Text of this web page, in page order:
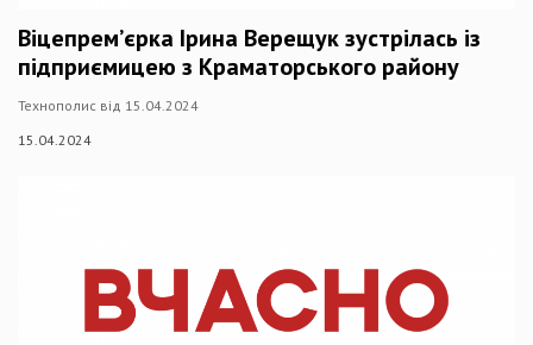
Віцепрем’єрка Ірина Верещук зустрілась із
підприємицею з Краматорського району
Технополис від 15.04.2024
15.04.2024